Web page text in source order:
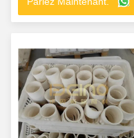
caoutchouc en
céramique